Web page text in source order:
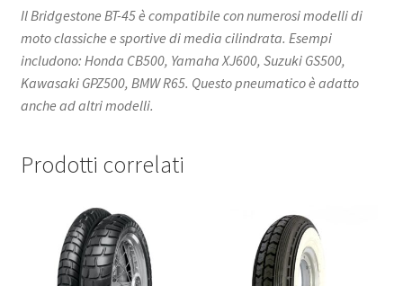
Il Bridgestone BT-45 è compatibile con numerosi modelli di
moto classiche e sportive di media cilindrata. Esempi
includono: Honda CB500, Yamaha XJ600, Suzuki GS500,
Kawasaki GPZ500, BMW R65. Questo pneumatico è adatto
anche ad altri modelli.​
Prodotti correlati